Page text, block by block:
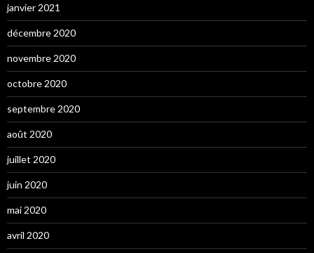
janvier 2021
décembre 2020
novembre 2020
octobre 2020
septembre 2020
août 2020
juillet 2020
juin 2020
mai 2020
avril 2020